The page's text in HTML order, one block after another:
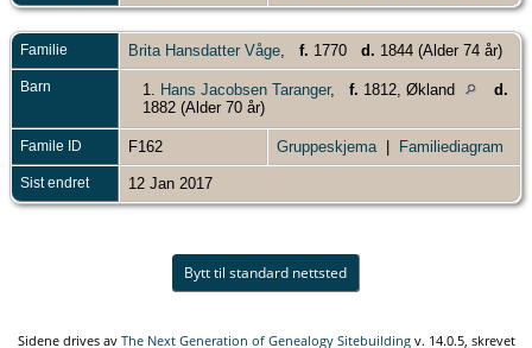
Familie Brita Hansdatter Våge f. 1770 d. 1844 (Alder 74 år)
Barn 1. Hans Jacobsen Taranger, f. 1812, Økland
d.
1882 (Alder 70 år)
Famile ID F162 Gruppeskjema Familiediagram
Sist endret 12 Jan 2017
Bytt til standard nettsted
Sidene drives av The Next Generation of Genealogy Sitebuildingv. 14.0.5, skrevet